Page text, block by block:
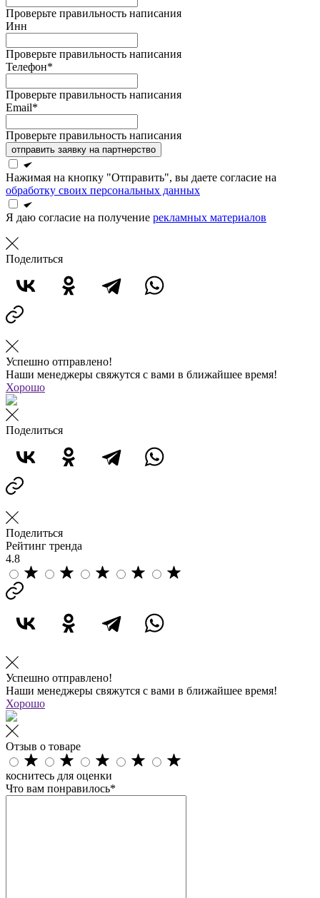
Проверьте правильность написания
Инн
Проверьте правильность написания
Телефон*
Проверьте правильность написания
Email*
Проверьте правильность написания
отправить заявку на партнерство
Нажимая на кнопку "Отправить", вы даете согласие на
обработку своих персональных данных
Я даю согласие на получение рекламных материалов
Поделиться
Успешно отправлено!
Наши менеджеры свяжутся с вами в ближайшее время!
Хорошо
Поделиться
Поделиться
Рейтинг тренда
4.8
Успешно отправлено!
Наши менеджеры свяжутся с вами в ближайшее время!
Хорошо
Отзыв о товаре
коснитесь для оценки
Что вам понравилось*